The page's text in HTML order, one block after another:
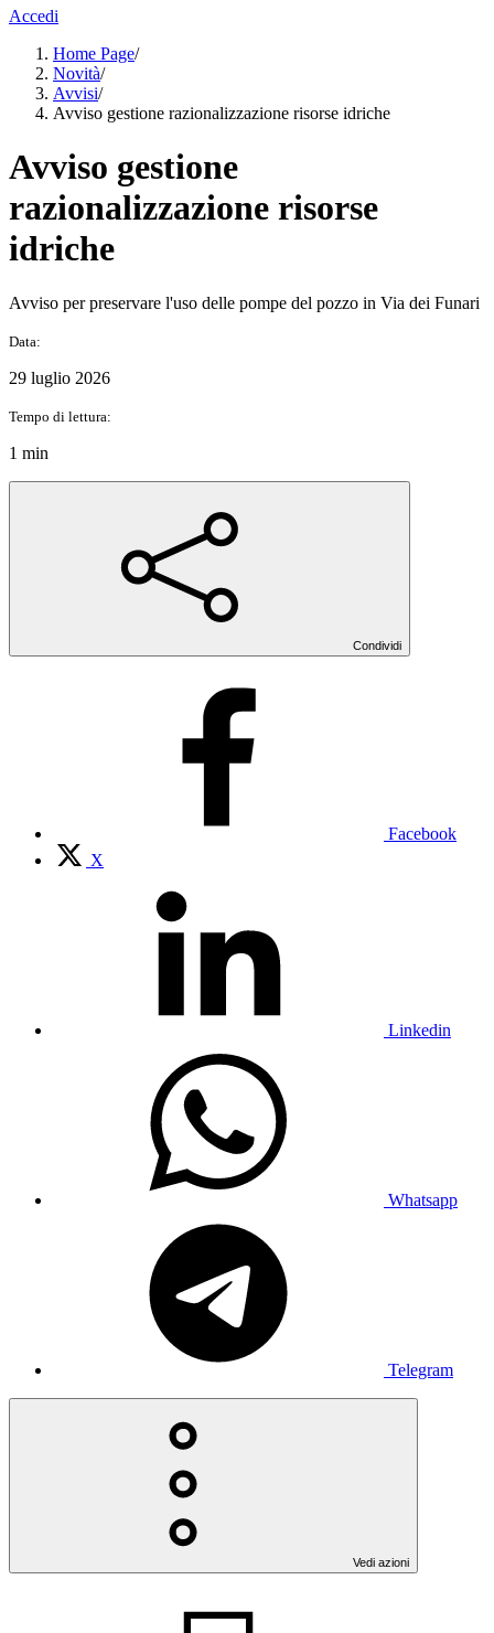
Accedi
Home Page/
Novità/
Avvisi/
Avviso gestione razionalizzazione risorse idriche
Avviso gestione
razionalizzazione risorse
idriche
Avviso per preservare l'uso delle pompe del pozzo in Via dei Funari
Data:
29 luglio 2026
Tempo di lettura:
1 min
Condividi
Facebook
X
Linkedin
Whatsapp
Telegram
Vedi azioni